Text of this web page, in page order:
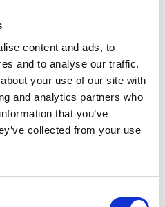
content and ads, to
and to analyse our traffic.
your use of our site with
and analytics partners who
that you’ve
collected from your use